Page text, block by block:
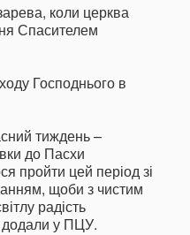
коли церква
Спасителем
Господнього в
тиждень –
до Пасхи
пройти цей період зі
щоби з чистим
радість
додали у ПЦУ.